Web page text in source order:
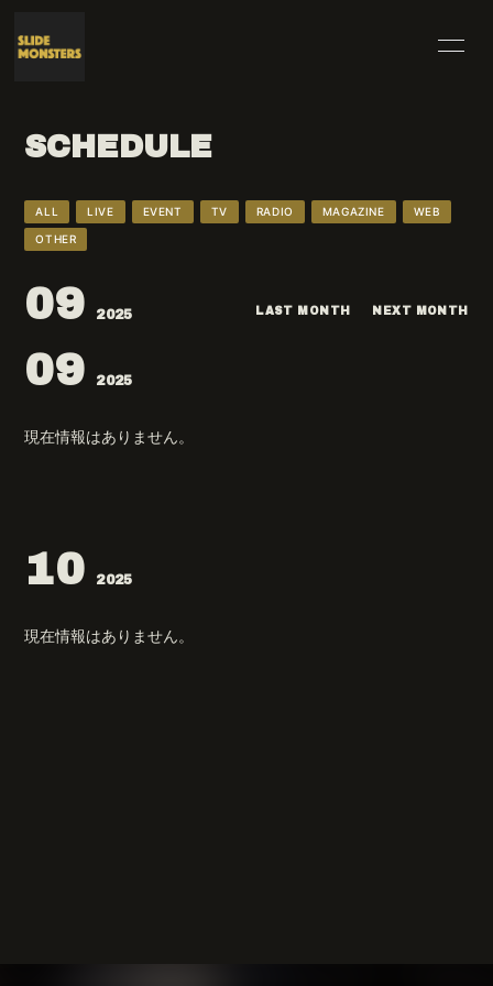
SCHEDULE
VIDEO DISCOGRAPHY
RADIO PHOTO
SCHEDULE
ALL LIVE EVENT TV RADIO MAGAZINE WEB
OTHER
09 2025 LAST MONTH NEXT MONTH
09 2025
現在情報はありません。
10 2025
現在情報はありません。